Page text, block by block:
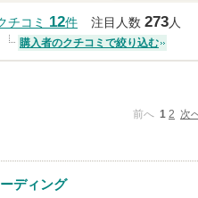
チコミ 12件 注目人数 273人
購入者のクチコミで絞り込む
前へ 1 2 次
ディング